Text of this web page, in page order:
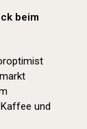
beim
und